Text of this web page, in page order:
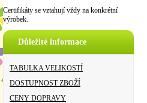
Certifikáty se vztahují vždy na konkrétní
výrobek.
Důležité informace
TABULKA VELIKOSTÍ
DOSTUPNOST ZBOŽÍ
CENY DOPRAVY